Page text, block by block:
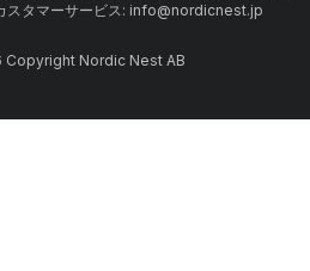
タマーサービス: info@nordicnest.jp
Nordic Nest AB